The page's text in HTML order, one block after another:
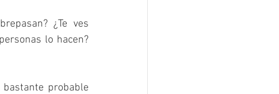
¿Te ves
lo hacen?
probable